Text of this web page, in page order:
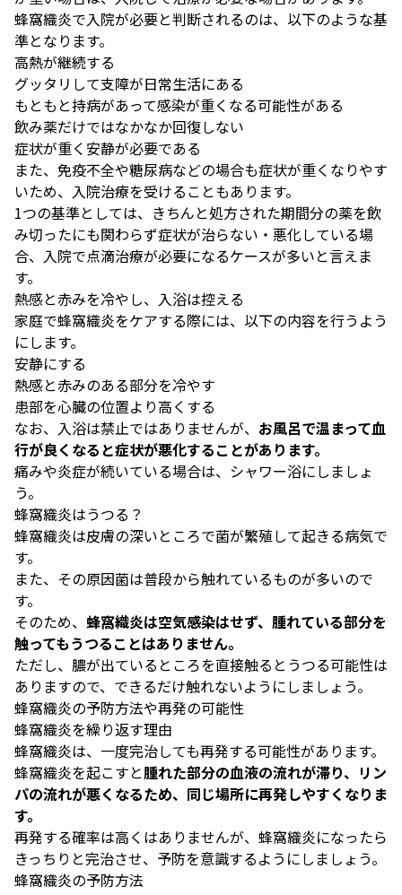
蜂窩織炎で入院が必要と判断されるのは、以下のような基
準となります。
高熱が継続する
グッタリして支障が日常生活にある
もともと持病があって感染が重くなる可能性がある
飲み薬だけではなかなか回復しない
症状が重く安静が必要である
また、免疫不全や糖尿病などの場合も症状が重くなりやす
いため、入院治療を受けることもあります。
1つの基準としては、きちんと処方された期間分の薬を飲
み切ったにも関わらず症状が治らない・悪化している場
合、入院で点滴治療が必要になるケースが多いと言えま
す。
熱感と赤みを冷やし、入浴は控える
家庭で蜂窩織炎をケアする際には、以下の内容を行うよう
にします。
安静にする
熱感と赤みのある部分を冷やす
患部を心臓の位置より高くする
なお、入浴は禁止ではありませんが、 お風呂で温まって血
行が良くなると症状が悪化することがあります。
痛みや炎症が続いている場合は、シャワー浴にしましょ
う。
蜂窩織炎はうつる？
蜂窩織炎は皮膚の深いところで菌が繁殖して起きる病気で
す。
また、その原因菌は普段から触れているものが多いので
す。
そのため、 蜂窩織炎は空気感染はせず、腫れている部分を
触ってもうつることはありません。
ただし、膿が出ているところを直接触るとうつる可能性は
ありますので、できるだけ触れないようにしましょう。
蜂窩織炎の予防方法や再発の可能性
蜂窩織炎を繰り返す理由
蜂窩織炎は、一度完治しても再発する可能性があります。
蜂窩織炎を起こすと腫れた部分の血液の流れが滞り、リン
パの流れが悪くなるため、同じ場所に再発しやすくなりま
す。
再発する確率は高くはありませんが、蜂窩織炎になったら
きっちりと完治させ、予防を意識するようにしましょう。
蜂窩織炎の予防方法